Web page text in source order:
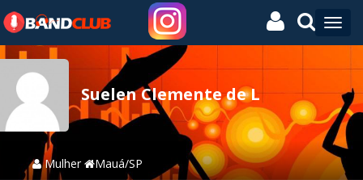
Suelen Clemente de L
Mulher Mauá/SP